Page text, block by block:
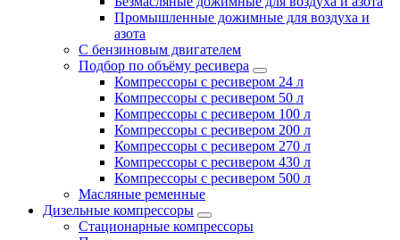
Промышленные дожимные для воздуха и
азота
С бензиновым двигателем
Подбор по объёму ресивера
Компрессоры с ресивером 24 л
Компрессоры с ресивером 50 л
Компрессоры с ресивером 100 л
Компрессоры с ресивером 200 л
Компрессоры с ресивером 270 л
Компрессоры с ресивером 430 л
Компрессоры с ресивером 500 л
Масляные ременные
Дизельные компрессоры
Стационарные компрессоры